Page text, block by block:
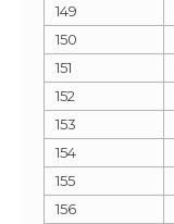
149
150
151
152
153
154
155
156